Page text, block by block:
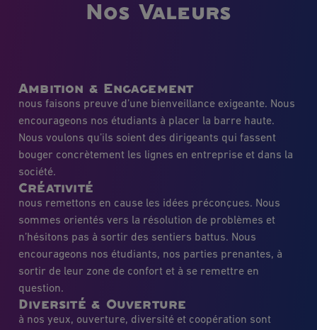
Nos Valeurs
Ambition & Engagement
nous faisons preuve d’une bienveillance exigeante. Nous
encourageons nos étudiants à placer la barre haute.
Nous voulons qu’ils soient des dirigeants qui fassent
bouger concrètement les lignes en entreprise et dans la
société.
Créativité
nous remettons en cause les idées préconçues. Nous
sommes orientés vers la résolution de problèmes et
n’hésitons pas à sortir des sentiers battus. Nous
encourageons nos étudiants, nos parties prenantes, à
sortir de leur zone de confort et à se remettre en
question.
Diversité & Ouverture
à nos yeux, ouverture, diversité et coopération sont